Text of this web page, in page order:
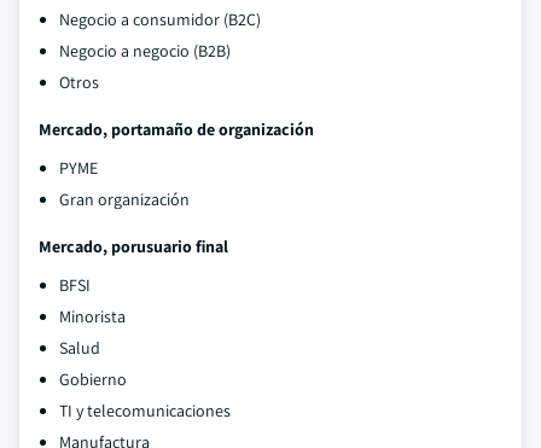
Negocio a consumidor (B2C)
Negocio a negocio (B2B)
Otros
Mercado, portamaño de organización
PYME
Gran organización
Mercado, porusuario final
BFSI
Minorista
Salud
Gobierno
TI y telecomunicaciones
Manufactura